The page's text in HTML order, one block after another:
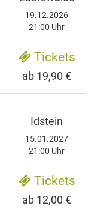
19.12.2026
21:00 Uhr
Tickets
ab 19,90 €
Idstein
15.01.2027
21:00 Uhr
Tickets
ab 12,00 €